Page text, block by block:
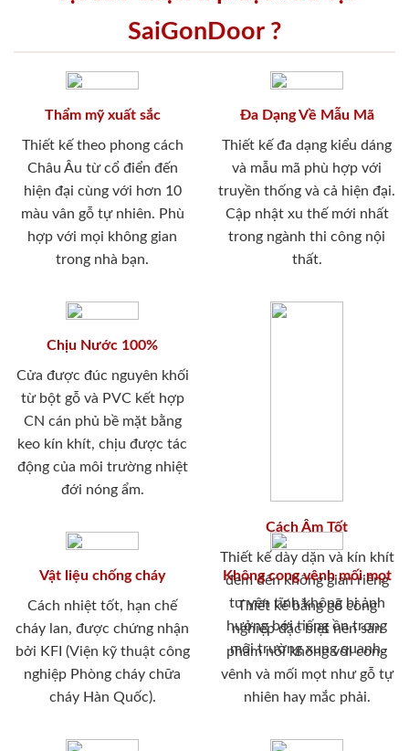
SaiGonDoor ?
Thẩm mỹ xuất sắc
Thiết kế theo phong cách
Châu Âu từ cổ điển đến
hiện đại cùng với hơn 10
màu vân gỗ tự nhiên. Phù
hợp với mọi không gian
trong nhà bạn.
Đa Dạng Về Mẫu Mã
Thiết kế đa dạng kiểu dáng
và mẫu mã phù hợp với
truyền thống và cả hiện đại.
Cập nhật xu thế mới nhất
trong ngành thi công nội
thất.
Chịu Nước 100%
Cửa được đúc nguyên khối
từ bột gỗ và PVC kết hợp
CN cán phủ bề mặt bằng
keo kín khít, chịu được tác
động của môi trường nhiệt
đới nóng ẩm.
Cách Âm Tốt
Thiết kế dày dặn và kín khít
đem đến không gian riêng
tư yên tĩnh không bị ảnh
hưởng bới tiếng ồn trong
môi trường xung quanh.
Vật liệu chống cháy
Cách nhiệt tốt, hạn chế
cháy lan, được chứng nhận
bởi KFI (Viện kỹ thuật công
nghiệp Phòng cháy chữa
cháy Hàn Quốc).
Không cong vênh mối mọt
Thiết kế bằng gỗ công
nghiệp đặc biệt nên sản
phẩm nói không với cong
vênh và mối mọt như gỗ tự
nhiên hay mắc phải.